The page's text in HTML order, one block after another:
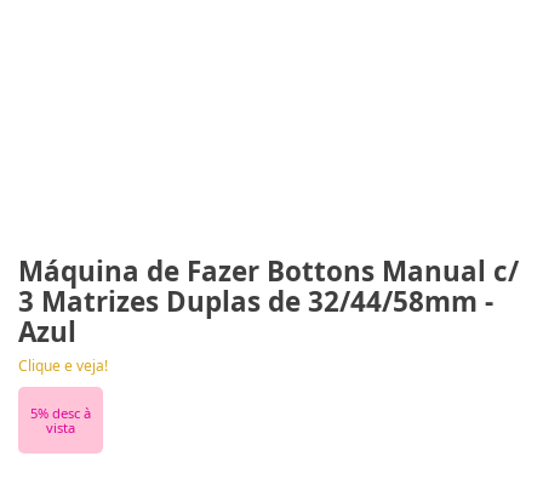
Máquina de Fazer Bottons Manual c/
3 Matrizes Duplas de 32/44/58mm -
Azul
Clique e veja!
5% desc à
vista